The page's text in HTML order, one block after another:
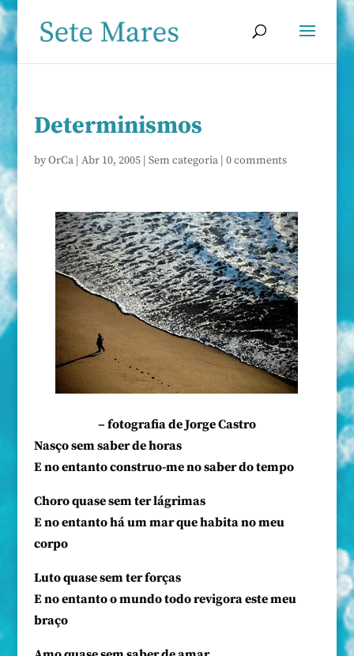
Determinismos
byOrCa| Abr 10, 2005| Sem categoria| 0 comments
– fotografia de Jorge Castro
Nasço sem saber de horas
E no entanto construo-me no saber do tempo
Choro quase sem ter lágrimas
E no entanto há um mar que habita no meu
corpo
Luto quase sem ter forças
E no entanto o mundo todo revigora este meu
braço